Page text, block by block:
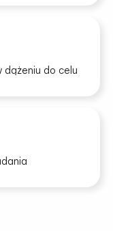
dążeniu do celu